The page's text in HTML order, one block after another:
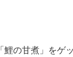
鯉の甘煮」をゲ